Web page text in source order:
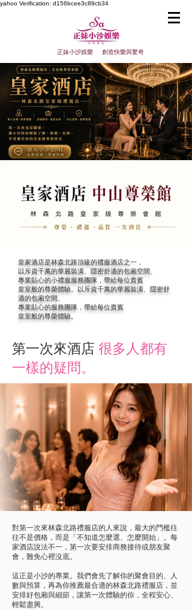
yahoo Verification: d156bcee3c89cb34
正妹小沙娛樂 創造快樂與驚奇
皇家酒店是林森北路頂級的禮服酒店之一，
以斥資千萬的華麗裝潢、隱密舒適的包廂空間、
專業貼心的小禮服服務團隊，帶給每位貴賓
皇室般的尊榮體驗。以斥資千萬的華麗裝潢、隱密舒
適的包廂空間、
專業貼心的服務團隊，帶給每位貴賓
皇室般的尊榮體驗。
第一次來酒店 很多人都有
一樣的疑問。
對第一次來林森北路禮服店的人來說，最大的門檻往
往不是價格，而是「不知道怎麼選、怎麼開始」。每
家酒店說法不一，第一次要安排商務接待或朋友聚
會，難免心裡沒底。
這正是小沙的專業。我們會先了解你的聚會目的、人
數與預算，再為你推薦最合適的林森北路禮服店，並
安排好包廂與細節，讓第一次體驗的你，全程安心、
輕鬆盡興。